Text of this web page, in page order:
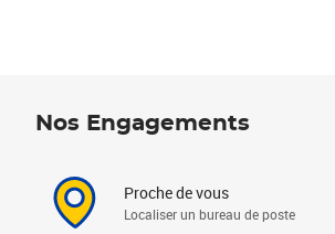
Nos Engagements
Proche de vous
Localiser un bureau de poste